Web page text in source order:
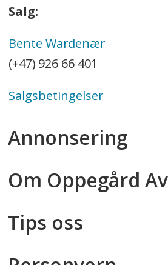
Salg:
Bente Wardenær
(+47) 926 66 401
Salgsbetingelser
Annonsering
Om Oppegård
Tips oss